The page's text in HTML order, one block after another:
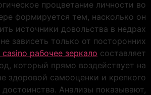
процветание личности во
формируется тем, насколько он
источники довольства в недрах
зависеть только от посторонних
casino рабочее зеркало составляет
который прямо воздействует на
здоровой самооценки и крепкого
достоинства. Анализы показывают,